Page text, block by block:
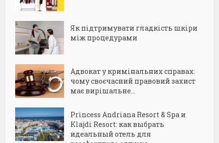
Як підтримувати гладкість шкіри
між процедурами
Адвокат у кримінальних справах:
чому своєчасний правовий захист
має вирішальне...
Princess Andriana Resort & Spa и
Klajdi Resort: как выбрать
идеальный отель для